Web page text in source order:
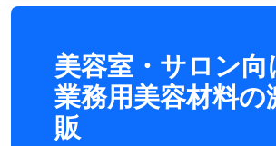
美容室・サロン向
業務用美容材料の
販